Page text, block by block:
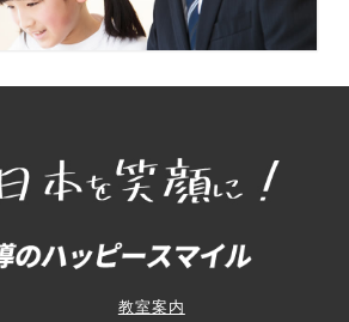
教室案内